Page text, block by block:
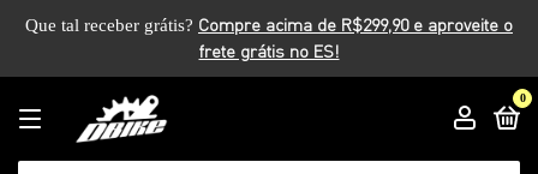
Que tal receber grátis?
0